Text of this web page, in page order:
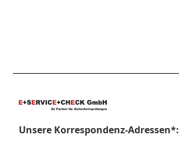
Unsere Korrespondenz-Adressen*: